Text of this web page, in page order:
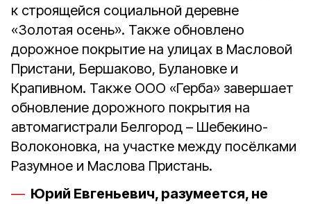
к строящейся социальной деревне
«Золотая осень». Также обновлено
дорожное покрытие на улицах в Масловой
Пристани, Бершаково, Булановке и
Крапивном. Также ООО «Герба» завершает
обновление дорожного покрытия на
автомагистрали Белгород – Шебекино-
Волоконовка, на участке между посёлками
Разумное и Маслова Пристань.
Юрий Евгеньевич, разумеется, не